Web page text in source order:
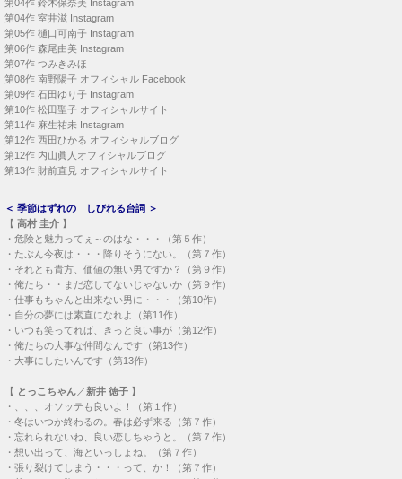
第04作 鈴木保奈美 Instagram
第04作 室井滋 Instagram
第05作 樋口可南子 Instagram
第06作 森尾由美 Instagram
第07作 つみきみほ
第08作 南野陽子 オフィシャル Facebook
第09作 石田ゆり子 Instagram
第10作 松田聖子 オフィシャルサイト
第11作 麻生祐未 Instagram
第12作 西田ひかる オフィシャルブログ
第12作 内山眞人オフィシャルブログ
第13作 財前直見 オフィシャルサイト
＜ 季節はずれの しびれる台詞 ＞
【 高村 圭介 】
・ 危険と魅力ってぇ～のはな・・・（第５作）
・ たぶん今夜は・・・降りそうにない。（第７作）
・ それとも貴方、価値の無い男ですか？（第９作）
・ 俺たち・・まだ恋してないじゃないか（第９作）
・ 仕事もちゃんと出来ない男に・・・（第10作）
・ 自分の夢には素直になれよ（第11作）
・ いつも笑ってれば、きっと良い事が（第12作）
・ 俺たちの大事な仲間なんです（第13作）
・ 大事にしたいんです（第13作）
【 とっこちゃん ／新井 徳子 】
・
、、、オソッテも良いよ！（第１作）
・ 冬はいつか終わるの。春は必ず来る（第７作）
・ 忘れられないね、良い恋しちゃうと。（第７作）
・ 想い出って、海といっしょね。（第７作）
・ 張り裂けてしまう・・・って、か！（第７作）